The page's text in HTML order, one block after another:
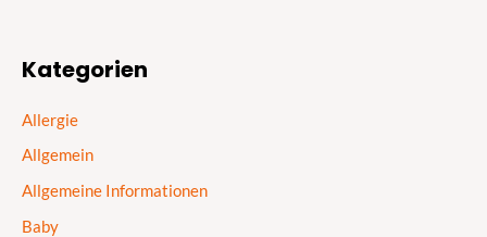
Kategorien
Allergie
Allgemein
Allgemeine Informationen
Baby